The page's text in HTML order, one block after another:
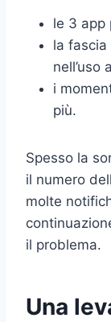
le 3 app
la fascia
nell’uso
i
più.
Spesso la
il numero
molte
il problema.
Una